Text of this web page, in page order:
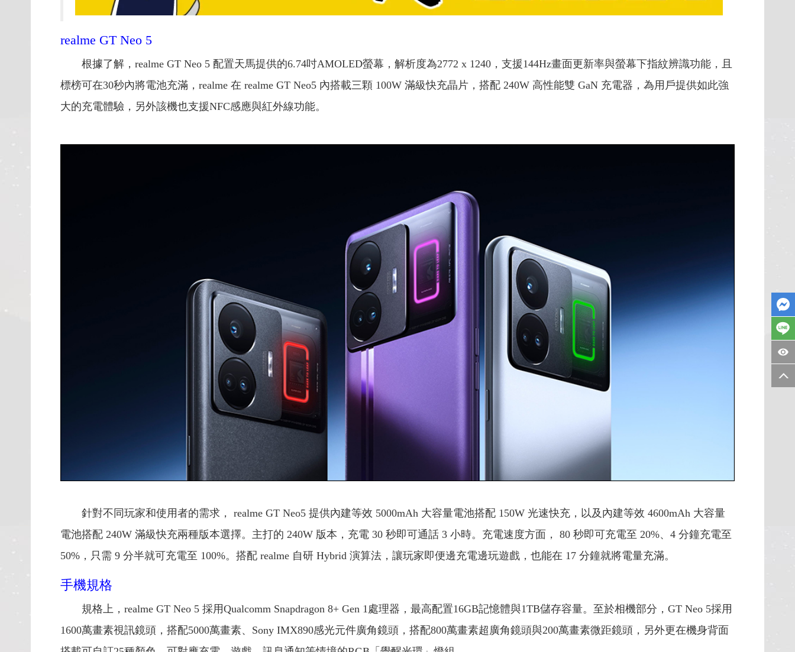
realme GT Neo 5
根據了解，realme GT Neo 5 配置天馬提供的6.74吋AMOLED螢幕，解析度為2772 x 1240，支援144Hz畫面更新率與螢幕下指紋辨識功能，且
標榜可在30秒內將電池充滿，realme 在 realme GT Neo5 內搭載三顆 100W 滿級快充晶片，搭配 240W 高性能雙 GaN 充電器，為用戶提供如此強
大的充電體驗，另外該機也支援NFC感應與紅外線功能。
針對不同玩家和使用者的需求， realme GT Neo5 提供內建等效 5000mAh 大容量電池搭配 150W 光速快充，以及內建等效 4600mAh 大容量
電池搭配 240W 滿級快充兩種版本選擇。主打的 240W 版本，充電 30 秒即可通話 3 小時。充電速度方面， 80 秒即可充電至 20%、4 分鐘充電至
50%，只需 9 分半就可充電至 100%。搭配 realme 自研 Hybrid 演算法，讓玩家即便邊充電邊玩遊戲，也能在 17 分鐘就將電量充滿。
手機規格
規格上，realme GT Neo 5 採用Qualcomm Snapdragon 8+ Gen 1處理器，最高配置16GB記憶體與1TB儲存容量。至於相機部分，GT Neo 5採用
1600萬畫素視訊鏡頭，搭配5000萬畫素、Sony IMX890感光元件廣角鏡頭，搭配800萬畫素超廣角鏡頭與200萬畫素微距鏡頭，另外更在機身背面